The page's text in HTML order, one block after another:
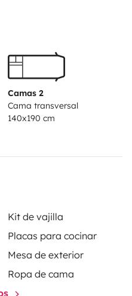
Camas 2
Cama transversal
140x190 cm
Kit de vajilla
Placas para cocinar
Mesa de exterior
Ropa de cama